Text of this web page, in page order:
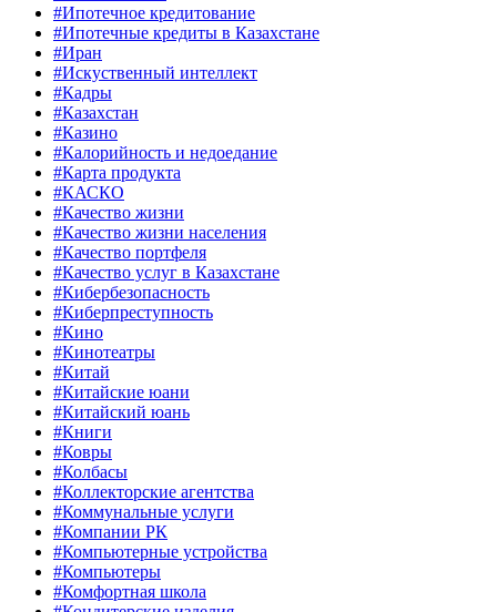
#Ипотечное кредитование
#Ипотечные кредиты в Казахстане
#Иран
#Искуственный интеллект
#Кадры
#Казахстан
#Казино
#Калорийность и недоедание
#Карта продукта
#КАСКО
#Качество жизни
#Качество жизни населения
#Качество портфеля
#Качество услуг в Казахстане
#Кибербезопасность
#Киберпреступность
#Кино
#Кинотеатры
#Китай
#Китайские юани
#Китайский юань
#Книги
#Ковры
#Колбасы
#Коллекторские агентства
#Коммунальные услуги
#Компании РК
#Компьютерные устройства
#Компьютеры
#Комфортная школа